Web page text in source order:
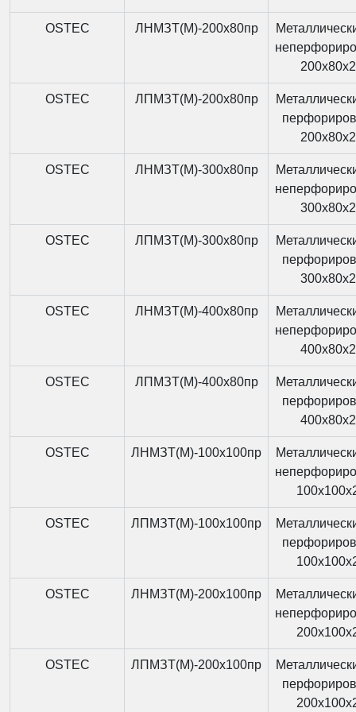
OSTEC ЛНМЗТ(М)-200x80пр
OSTEC ЛПМЗТ(М)-200x80пр
OSTEC ЛНМЗТ(М)-300x80пр
OSTEC ЛПМЗТ(М)-300x80пр
OSTEC ЛНМЗТ(М)-400x80пр
OSTEC ЛПМЗТ(М)-400x80пр
OSTEC ЛНМЗТ(М)-100x100пр
OSTEC ЛПМЗТ(М)-100x100пр
OSTEC ЛНМЗТ(М)-200x100пр
OSTEC ЛПМЗТ(М)-200x100пр